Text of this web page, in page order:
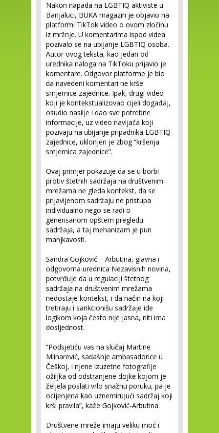
Nakon napada na LGBTIQ aktiviste u
Banjaluci, BUKA magazin je objavio na
platformi TikTok video o ovom zločinu
iz mržnje. U komentarima ispod videa
pozivalo se na ubijanje LGBTIQ osoba.
Autor ovog teksta, kao jedan od
urednika naloga na TikToku prijavio je
komentare. Odgovor platforme je bio
da navedeni komentari ne krše
smjernice zajednice. Ipak, drugi video
koji je kontekstualizovao cijeli događaj,
osudio nasilje i dao sve potrebne
informacije, uz video navijača koji
pozivaju na ubijanje pripadnika LGBTIQ
zajednice, uklonjen je zbog “kršenja
smjernica zajednice”.
Ovaj primjer pokazuje da se u borbi
protiv štetnih sadržaja na društvenim
mrežama ne gleda kontekst, da se
prijavljenom sadržaju ne pristupa
individualno nego se radi o
generisanom opštem pregledu
sadržaja, a taj mehanizam je pun
manjkavosti.
Sandra Gojković – Arbutina, glavna i
odgovorna urednica Nezavisnih novina,
potvrđuje da u regulaciji štetnog
sadržaja na društvenim mrežama
nedostaje kontekst, i da način na koji
tretiraju i sankcionišu sadržaje ide
logikom koja često nije jasna, niti ima
dosljednost.
“Podsjetiću vas na slučaj Martine
Mlinarević, sadašnje ambasadorice u
Češkoj, i njene izuzetne fotografije
ožiljka od odstranjene dojke kojom je
željela poslati vrlo snažnu poruku, pa je
ocijenjena kao uznemirujući sadržaj koji
krši pravila”, kaže Gojković-Arbutina.
Društvene mreže imaju veliku moć i